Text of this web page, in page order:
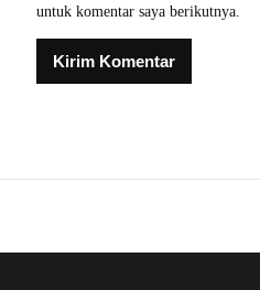
untuk komentar saya berikutnya.